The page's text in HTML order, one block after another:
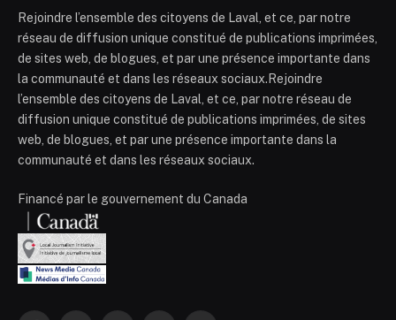
Rejoindre l’ensemble des citoyens de Laval, et ce, par notre
réseau de diffusion unique constitué de publications imprimées,
de sites web, de blogues, et par une présence importante dans
la communauté et dans les réseaux sociaux.Rejoindre
l’ensemble des citoyens de Laval, et ce, par notre réseau de
diffusion unique constitué de publications imprimées, de sites
web, de blogues, et par une présence importante dans la
communauté et dans les réseaux sociaux.
Financé par le gouvernement du Canada